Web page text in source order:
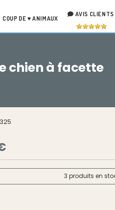
COUP DE ♥ ANIMAUX
AVIS CLIENTS
chien à facette
3 produits en